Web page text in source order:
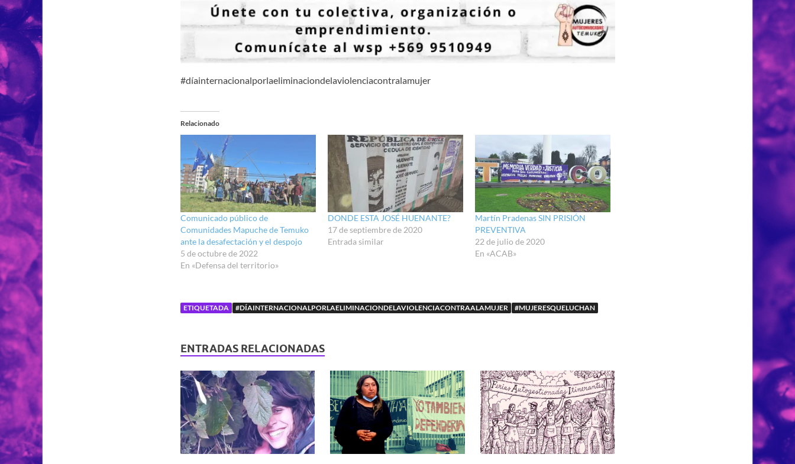
#díainternacionalporlaeliminaciondelaviolenciacontralamujer
Relacionado
Comunicado público de
Comunidades Mapuche de Temuko
ante la desafectación y el despojo
5 de octubre de 2022
En «Defensa del territorio»
DONDE ESTA JOSÉ HUENANTE?
17 de septiembre de 2020
Entrada similar
Martín Pradenas SIN PRISIÓN
PREVENTIVA
22 de julio de 2020
En «ACAB»
ETIQUETADA #DÍAINTERNACIONALPORLAELIMINACIONDELAVIOLENCIACONTRAALAMUJER #MUJERESQUELUCHAN
ENTRADAS RELACIONADAS